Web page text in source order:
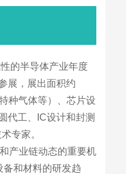
的半导体产业年度
展，展出面积约
种气体等）、芯片设
代工、IC设计和封测
专家。
产业链动态的重要机
和材料的研发趋